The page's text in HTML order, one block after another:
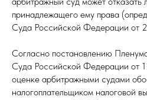
принадлежащего ему права
Суда Российской Федерации
Согласно постановлению
Суда Российской Федерации
оценке арбитражными судами
налогоплательщиком налоговой